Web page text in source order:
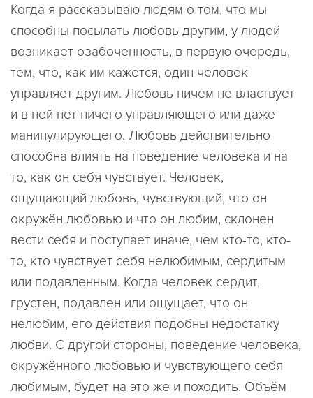
Когда я рассказываю людям о том, что мы
способны посылать любовь другим, у людей
возникает озабоченность, в первую очередь,
тем, что, как им кажется, один человек
управляет другим. Любовь ничем не властвует
и в ней нет ничего управляющего или даже
манипулирующего. Любовь действительно
способна влиять на поведение человека и на
то, как он себя чувствует. Человек,
ощущающий любовь, чувствующий, что он
окружён любовью и что он любим, склонен
вести себя и поступает иначе, чем кто-то, кто-
то, кто чувствует себя нелюбимым, сердитым
или подавленным. Когда человек сердит,
грустен, подавлен или ощущает, что он
нелюбим, его действия подобны недостатку
любви. С другой стороны, поведение человека,
окружённого любовью и чувствующего себя
любимым, будет на это же и походить. Объём